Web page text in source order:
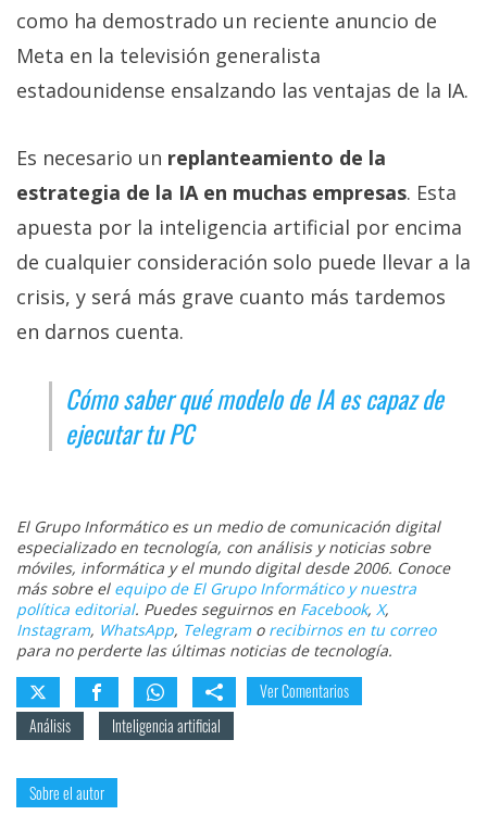
como ha demostrado un reciente anuncio de
Meta en la televisión generalista
estadounidense ensalzando las ventajas de la IA.
Es necesario un replanteamiento de la
estrategia de la IA en muchas empresas. Esta
apuesta por la inteligencia artificial por encima
de cualquier consideración solo puede llevar a la
crisis, y será más grave cuanto más tardemos
en darnos cuenta.
Cómo saber qué modelo de IA es capaz de
ejecutar tu PC
El Grupo Informático es un medio de comunicación digital
especializado en tecnología, con análisis y noticias sobre
móviles, informática y el mundo digital desde 2006. Conoce
más sobre el equipo de El Grupo Informático y nuestra
política editorial. Puedes seguirnos en Facebook, X,
Instagram, WhatsApp, Telegramo recibirnos en tu correo
para no perderte las últimas noticias de tecnología.
Ver Comentarios
Análisis
Inteligencia artificial
Sobre el autor